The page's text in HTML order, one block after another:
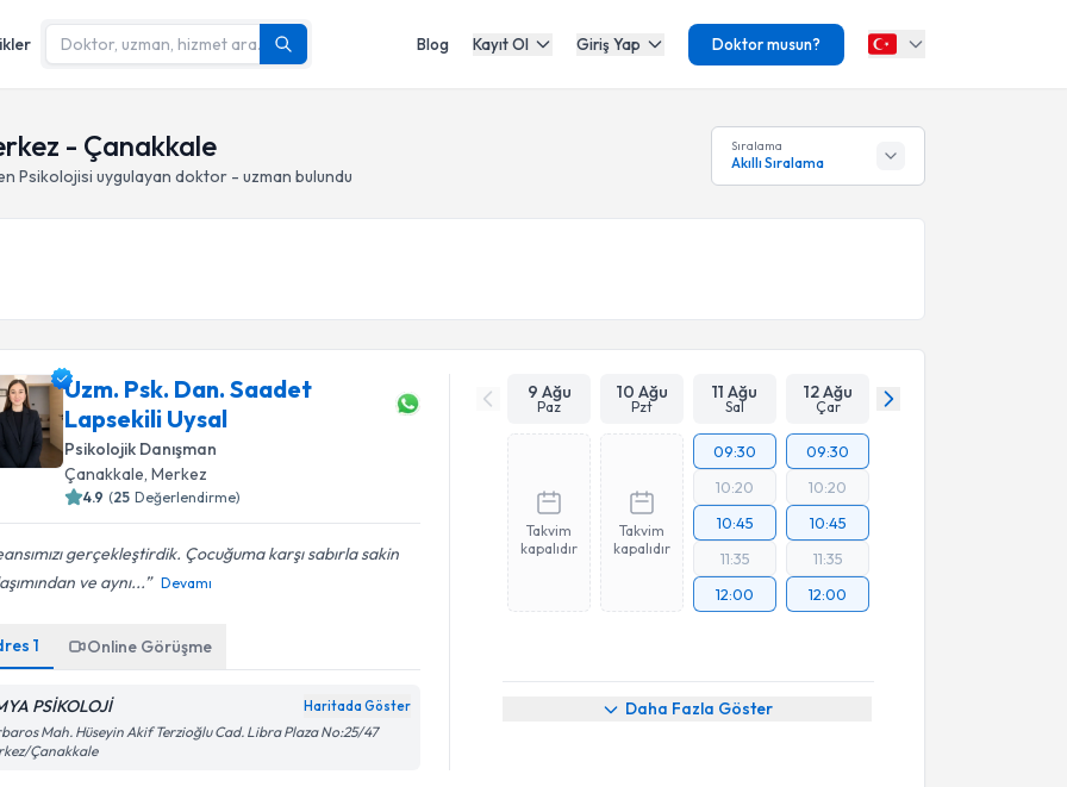
Blog Kayıt Ol Giriş Yap Doktor musun?
- Çanakkale
Psikolojisi uygulayan doktor - uzman bulundu
Sıralama
Akıllı Sıralama
Uzm. Psk. Dan. Saadet
Lapsekili Uysal
Psikolojik Danışman
Çanakkale, Merkez
4.9 (25 Değerlendirme)
gerçekleştirdik. Çocuğuma karşı sabırla sakin
ve aynı...
Devamı
1 Online Görüşme
PSİKOLOJİ Haritada Göster
Mah. Hüseyin Akif Terzioğlu Cad. Libra Plaza No:25/47
Çanakkale
9 Ağu
Paz
10 Ağu
Pzt
11 Ağu
Sal
12 Ağu
Çar
Takvim
kapalıdır
Takvim
kapalıdır
09:30
10:20
10:45
11:35
12:00
09:30
10:20
10:45
11:35
12:00
Daha Fazla Göster